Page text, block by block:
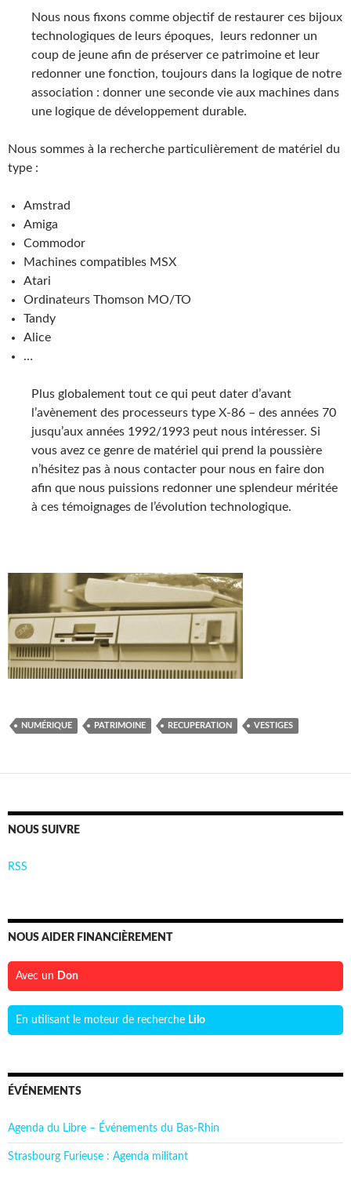
Nous nous fixons comme objectif de restaurer ces bijoux
technologiques de leurs époques, leurs redonner un
coup de jeune afin de préserver ce patrimoine et leur
redonner une fonction, toujours dans la logique de notre
association : donner une seconde vie aux machines dans
une logique de développement durable.
Nous sommes à la recherche particulièrement de matériel du
type :
Amstrad
Amiga
Commodor
Machines compatibles MSX
Atari
Ordinateurs Thomson MO/TO
Tandy
Alice
…
Plus globalement tout ce qui peut dater d’avant
l’avènement des processeurs type X-86 – des années 70
jusqu’aux années 1992/1993 peut nous intéresser. Si
vous avez ce genre de matériel qui prend la poussière
n’hésitez pas à nous contacter pour nous en faire don
afin que nous puissions redonner une splendeur méritée
à ces témoignages de l’évolution technologique.
NUMÉRIQUE PATRIMOINE RECUPERATION VESTIGES
NOUS SUIVRE
RSS
NOUS AIDER FINANCIÈREMENT
Avec un Don
En utilisant le moteur de recherche Lilo
ÉVÉNEMENTS
Agenda du Libre – Événements du Bas-Rhin
Strasbourg Furieuse : Agenda militant